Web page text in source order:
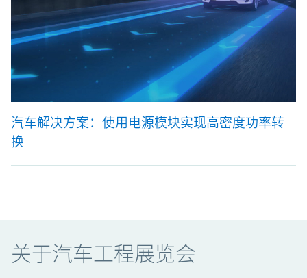
汽车解决方案：使用电源模块实现高密度功率转
换
关于汽车工程展览会